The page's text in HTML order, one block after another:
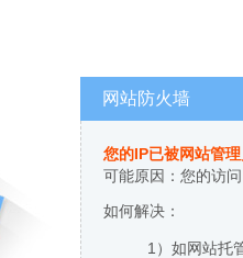
网站防火墙
您的IP已被网站管
可能原因：您的访
如何解决：
1）如网站托